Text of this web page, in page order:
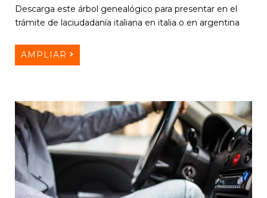
Descarga este árbol genealógico para presentar en el
trámite de laciudadanía italiana en italia o en argentina
AMPLIAR